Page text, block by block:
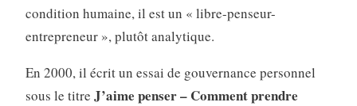
condition humaine, il est un « libre-penseur-
entrepreneur », plutôt analytique.
En 2000, il écrit un essai de gouvernance personnel
sous le titre J’aime penser – Comment prendre